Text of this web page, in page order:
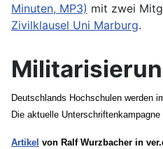
Minuten, MP3) mit zwei
Zivilklausel Uni Marburg.
Deutschlands Hochschulen werden
Die aktuelle Unterschriftenkampagne
Artikel von Ralf Wurzbacher in